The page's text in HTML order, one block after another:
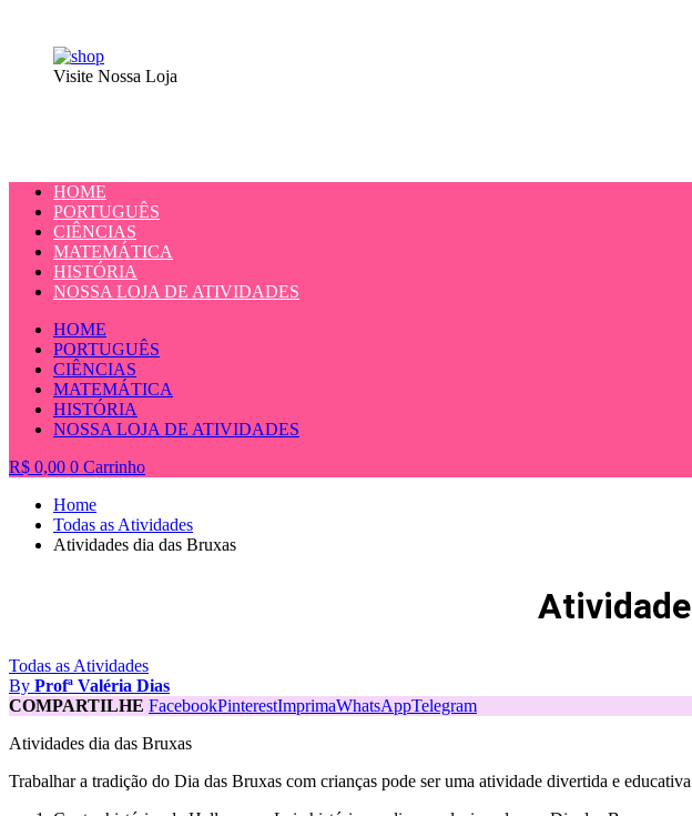
Visite Nossa Loja
HOME
PORTUGUÊS
CIÊNCIAS
MATEMÁTICA
HISTÓRIA
NOSSA LOJA DE ATIVIDADES
HOME
PORTUGUÊS
CIÊNCIAS
MATEMÁTICA
HISTÓRIA
NOSSA LOJA DE ATIVIDADES
R$ 0,00 0 Carrinho
Home
Todas as Atividades
Atividades dia das Bruxas
Todas as Atividades
By Profª Valéria Dias
COMPARTILHE FacebookPinterestImprimaWhatsAppTelegram
Atividades dia das Bruxas
Trabalhar a tradição do Dia das Bruxas com crianças pode ser uma atividade divertida e